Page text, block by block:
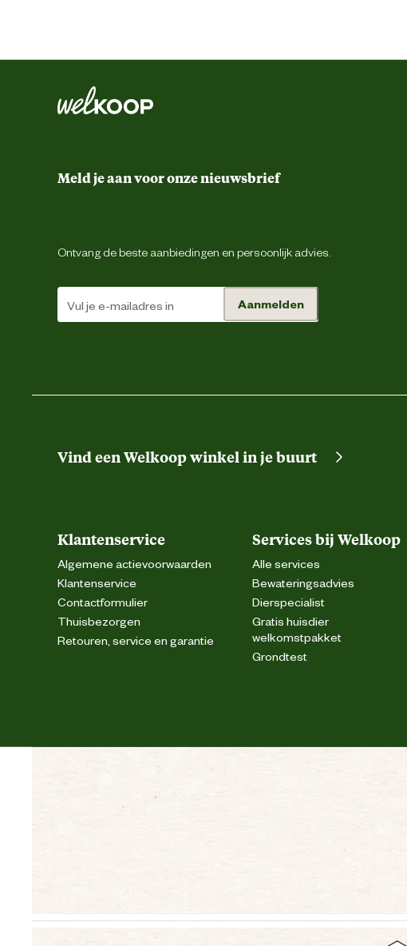
Meld je aan voor onze nieuwsbrief
Ontvang de beste aanbiedingen en persoonlijk advies.
Aanmelden
Vind een Welkoop winkel in je buurt
Klantenservice
Algemene actievoorwaarden
Klantenservice
Contactformulier
Thuisbezorgen
Retouren, service en garantie
Services bij Welkoop
Alle services
Bewateringsadvies
Dierspecialist
Gratis huisdier
welkomstpakket
Grondtest